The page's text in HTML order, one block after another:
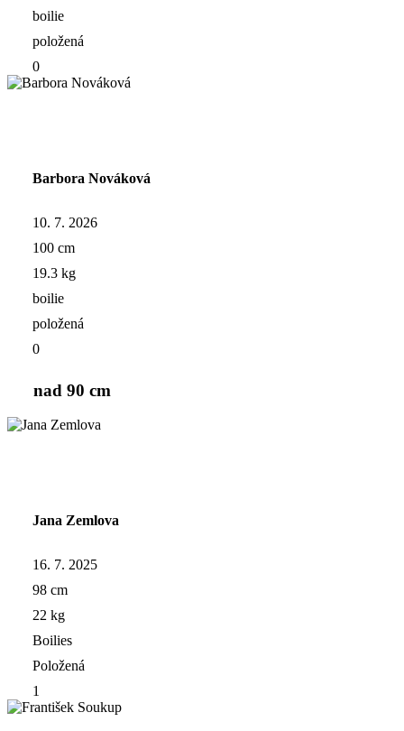
boilie
položená
0
Barbora Nováková
10. 7. 2026
100 cm
19.3 kg
boilie
položená
0
nad 90 cm
Jana Zemlova
16. 7. 2025
98 cm
22 kg
Boilies
Položená
1